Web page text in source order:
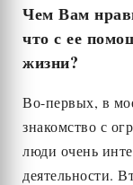
Чем Вам
что с ее
жизни?
Во-первых, в
знакомство с
люди очень
деятельности.